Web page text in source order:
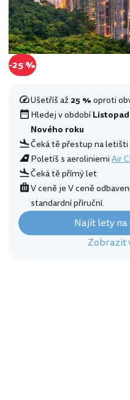
-25 %
Ušetříš až25 %oproti
Hledej v období
Nového roku
Čeká tě přestup na letišti
Poletíš s aeroliniemiAir
Čeká tě přímý let
V ceně je V ceně
standardní příruční.
Najít lety
Zobrazit